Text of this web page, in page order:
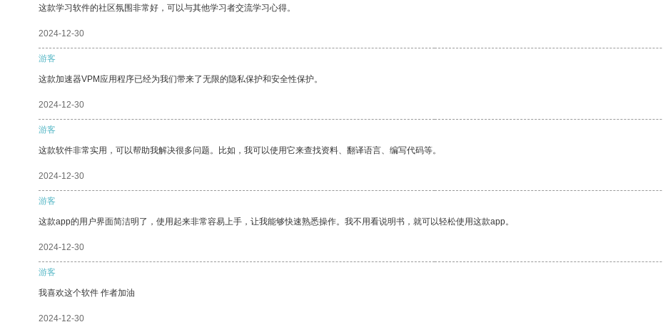
这款学习软件的社区氛围非常好，可以与其他学习者交流学习心得。
2024-12-30
游客
这款加速器VPM应用程序已经为我们带来了无限的隐私保护和安全性保护。
2024-12-30
游客
这款软件非常实用，可以帮助我解决很多问题。比如，我可以使用它来查找资料、翻译语言、编写代码等。
2024-12-30
游客
这款app的用户界面简洁明了，使用起来非常容易上手，让我能够快速熟悉操作。我不用看说明书，就可以轻松使用这款app。
2024-12-30
游客
我喜欢这个软件 作者加油
2024-12-30